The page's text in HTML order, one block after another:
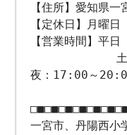
【住所】愛知県
【定休日】月曜日
【営業時間】平
土日 昼：
夜：17:00～
一宮市、丹陽西小